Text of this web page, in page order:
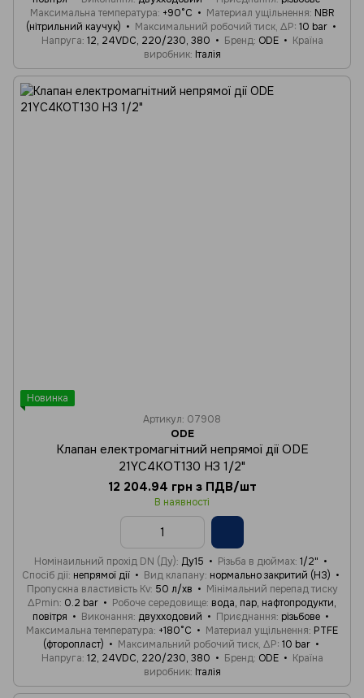
Максимальна температура +90°C Материал ущільнення NBR
(нітрильний каучук)
Максимальний робочий тиск, ΔP 10 bar
Напруга 12, 24VDC, 220/230, 380 Бренд ODE
Країна
виробник Італія
Новинка
Артикул: 07908
ODE
Клапан електромагнітний непрямої дії ODE
21YC4KOT130 НЗ 1/2"
12 204.94 грн з ПДВ/шт
В наявності
Номінаильний прохід DN (Ду) Ду15 Різьба в дюймах 1/2"
Спосіб дії непрямої дії Вид клапану нормально закритий (НЗ)
Пропускна властивість Kv 50 л/хв
Мінімальний перепад тиску
ΔPmin 0.2 bar Робоче середовище вода, пар, нафтопродукти,
повітря
Виконання двухходовий Приєднання різьбове
Максимальна температура +180°C Материал ущільнення PTFE
(фторопласт)
Максимальний робочий тиск, ΔP 10 bar
Напруга 12, 24VDC, 220/230, 380 Бренд ODE
Країна
виробник Італія